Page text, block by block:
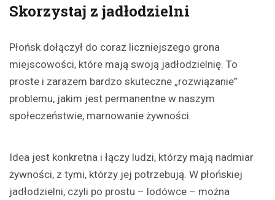
Skorzystaj z jadłodzielni
Płońsk dołączył do coraz liczniejszego grona
miejscowości, które mają swoją jadłodzielnię. To
proste i zarazem bardzo skuteczne „rozwiązanie”
problemu, jakim jest permanentne w naszym
społeczeństwie, marnowanie żywności.
Idea jest konkretna i łączy ludzi, którzy mają nadmiar
żywności, z tymi, którzy jej potrzebują. W płońskiej
jadłodzielni, czyli po prostu – lodówce – można